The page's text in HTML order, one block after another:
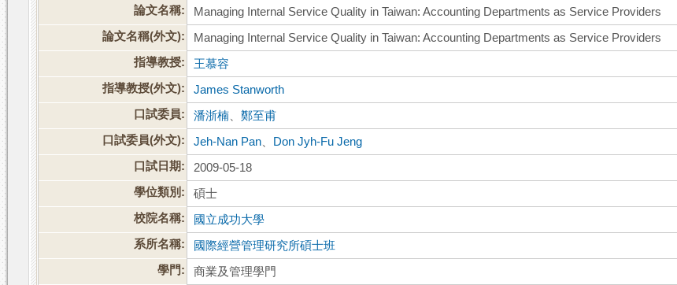
論文名稱:
Managing Internal Service Quality in Taiwan: Accounting Departments as Service Providers
論文名稱(外文):
Managing Internal Service Quality in Taiwan: Accounting Departments as Service Providers
指導教授:
王慕容
指導教授(外文):
James Stanworth
口試委員:
潘浙楠 、鄭至甫
口試委員(外文):
Jeh-Nan Pan
Don Jyh-Fu Jeng
口試日期:
2009-05-18
學位類別:
碩士
校院名稱:
國立成功大學
系所名稱:
國際經營管理研究所碩士班
學門:
商業及管理學門